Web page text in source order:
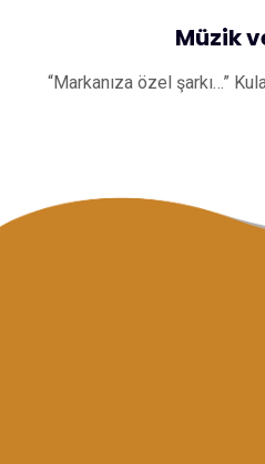
Müzik
“Markanıza özel şarkı…”